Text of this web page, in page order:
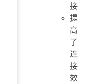
接
提
高
了
连
接
效